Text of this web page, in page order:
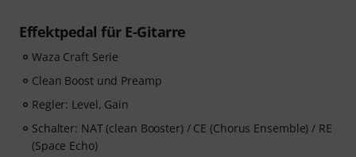
Effektpedal für E-Gitarre
Waza Craft Serie
Clean Boost und Preamp
Regler: Level, Gain
Schalter: NAT (clean Booster) / CE (Chorus Ensemble) / RE
(Space Echo)